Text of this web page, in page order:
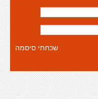
שכחתי סיסמה